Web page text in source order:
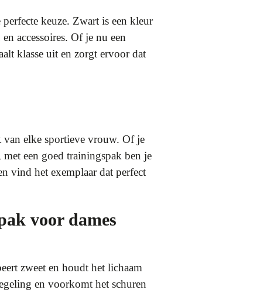
keuze. Zwart is een kleur
accessoires. Of je nu een
klasse uit en zorgt ervoor dat
elke sportieve vrouw. Of je
een goed trainingspak ben je
vind het exemplaar dat perfect
voor dames
zweet en houdt het lichaam
en voorkomt het schuren